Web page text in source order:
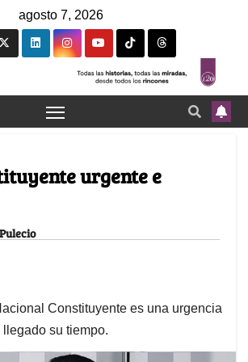
agosto 7, 2026
urgente e
Constituyente es una urgencia
su tiempo.